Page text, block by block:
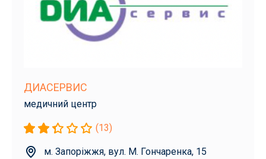
ДИАСЕРВИС
медичний центр
(13)
м. Запоріжжя, вул. М. Гончаренка, 15